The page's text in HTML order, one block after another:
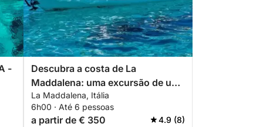
-
Descubra a costa de La
Maddalena: uma excursão de um
dia inteiro a bordo de um bote.
La Maddalena, Itália
6h00 · Até 6 pessoas
a partir de € 350 4.9 (8)